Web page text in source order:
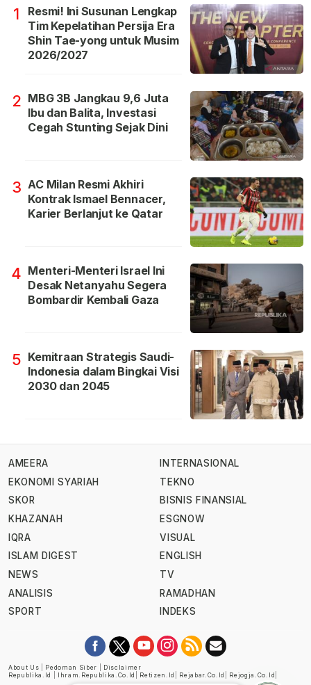
1
Resmi! Ini Susunan Lengkap
Tim Kepelatihan Persija Era
Shin Tae-yong untuk Musim
2026/2027
2 MBG 3B Jangkau 9,6 Juta
Ibu dan Balita, Investasi
Cegah Stunting Sejak Dini
3 AC Milan Resmi Akhiri
Kontrak Ismael Bennacer,
Karier Berlanjut ke Qatar
4 Menteri-Menteri Israel Ini
Desak Netanyahu Segera
Bombardir Kembali Gaza
5 Kemitraan Strategis Saudi-
Indonesia dalam Bingkai Visi
2030 dan 2045
AMEERA
EKONOMI SYARIAH
SKOR
KHAZANAH
IQRA
ISLAM DIGEST
NEWS
ANALISIS
SPORT
INTERNASIONAL
TEKNO
BISNIS FINANSIAL
ESGNOW
VISUAL
ENGLISH
TV
RAMADHAN
INDEKS
About Us Pedoman Siber
Disclaimer
Republika.id
Ihram.republika.co.id Retizen.id Rejabar.co.id Rejogja.co.id